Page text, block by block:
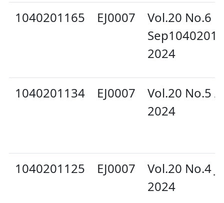
1040201165 EJ0007
Vol.20 No.6
2024
1040201134 EJ0007
Vol.20 No.5
2024
1040201125 EJ0007
Vol.20 No.4
2024